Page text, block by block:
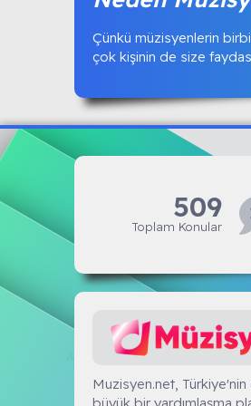
Çünkü müzisyenlerin
çok kişinin de size
Muzisyen.NET
509
Toplam Konular
Muzisyen.net,